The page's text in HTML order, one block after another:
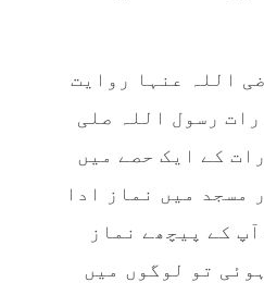
اللہ عنہا روایت
رسول اللہ صلی
کے ایک حصے میں
مسجد میں نماز ادا
کے پیچھے نماز
تو لوگوں میں